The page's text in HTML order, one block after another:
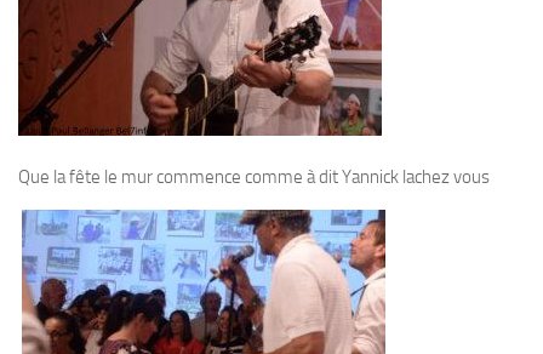
Que la fête le mur commence comme à dit Yannick lachez vous